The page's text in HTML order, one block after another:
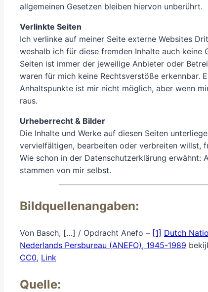
allgemeinen Gesetzen bleiben hiervon unberührt.
Verlinkte Seiten
Ich verlinke auf meiner Seite externe Websites
weshalb ich für diese fremden Inhalte auch keine
Seiten ist immer der jeweilige Anbieter oder
waren für mich keine Rechtsverstöße erkennbar.
Anhaltspunkte ist mir nicht möglich, aber wenn
raus.
Urheberrecht & Bilder
Die Inhalte und Werke auf diesen Seiten
vervielfältigen, bearbeiten oder verbreiten willst,
Wie schon in der Datenschutzerklärung erwähnt:
stammen von mir selbst.
Bildquellenangaben:
Von Basch, […] / Opdracht Anefo – [1] Dutch
Nederlands Persbureau (ANEFO), 1945-1989
CC0, Link
Quelle: